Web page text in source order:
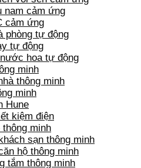
nam cảm ứng
cảm ứng
phòng tự động
tự động
hoa tự động
minh
thông minh
minh
Hune
kiệm điện
thông minh
sạn thông minh
hộ thông minh
tắm thông minh